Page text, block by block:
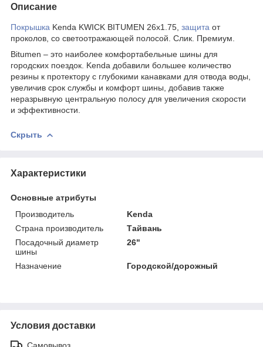
Описание
Покрышка Kenda KWICK BITUMEN 26x1.75, защита от
проколов, со светоотражающей полосой. Слик. Премиум.
Bitumen – это наиболее комфортабельные шины для
городских поездок. Kenda добавили большее количество
резины к протектору с глубокими канавками для отвода воды,
увеличив срок службы и комфорт шины, добавив также
неразрывную центральную полосу для увеличения скорости
и эффективности.
Скрыть
Характеристики
Основные атрибуты
Производитель
Kenda
Страна производитель
Тайвань
Посадочный диаметр
шины
26"
Назначение Городской/дорожный
Условия доставки
Самовывоз